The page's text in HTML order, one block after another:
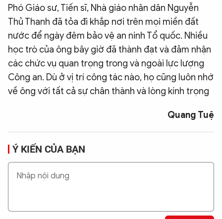
Phó Giáo sư, Tiến sĩ, Nhà giáo nhân dân Nguyễn
Thủ Thanh đã tỏa đi khắp nơi trên mọi miền đất
nước để ngày đêm bảo vệ an ninh Tổ quốc. Nhiều
học trò của ông bây giờ đã thành đạt và đảm nhận
các chức vụ quan trọng trong và ngoài lực lượng
Công an. Dù ở vị trí công tác nào, họ cũng luôn nhớ
về ông với tất cả sự chân thành và lòng kính trọng
Quang Tuệ
Ý KIẾN CỦA BẠN